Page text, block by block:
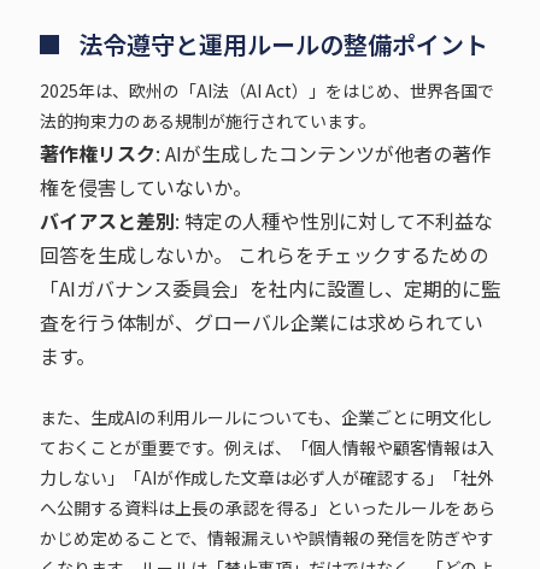
法令遵守と運用ルールの整備ポイント
2025年は、欧州の「AI法（AI Act）」をはじめ、世界各国で
法的拘束力のある規制が施行されています。
著作権リスク: AIが生成したコンテンツが他者の著作
権を侵害していないか。
バイアスと差別: 特定の人種や性別に対して不利益な
回答を生成しないか。 これらをチェックするための
「AIガバナンス委員会」を社内に設置し、定期的に監
査を行う体制が、グローバル企業には求められてい
ます。
また、生成AIの利用ルールについても、企業ごとに明文化し
ておくことが重要です。例えば、「個人情報や顧客情報は入
力しない」「AIが作成した文章は必ず人が確認する」「社外
へ公開する資料は上長の承認を得る」といったルールをあら
かじめ定めることで、情報漏えいや誤情報の発信を防ぎやす